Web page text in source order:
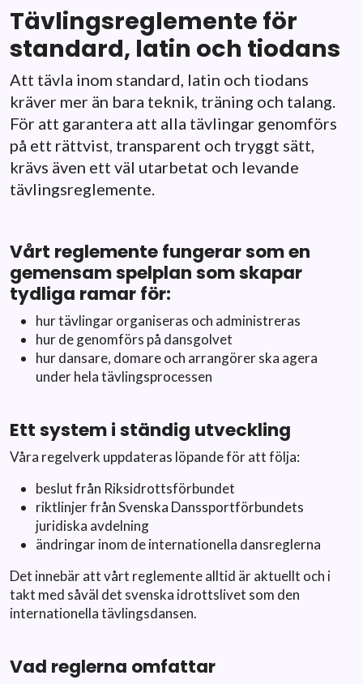
Tävlingsreglemente för
standard, latin och tiodans
Att tävla inom standard, latin och tiodans
kräver mer än bara teknik, träning och talang.
För att garantera att alla tävlingar genomförs
på ett rättvist, transparent och tryggt sätt,
krävs även ett väl utarbetat och levande
tävlingsreglemente.
Vårt reglemente fungerar som en
gemensam spelplan som skapar
tydliga ramar för:
hur tävlingar organiseras och administreras
hur de genomförs på dansgolvet
hur dansare, domare och arrangörer ska agera
under hela tävlingsprocessen
Ett system i ständig utveckling
Våra regelverk uppdateras löpande för att följa:
beslut från Riksidrottsförbundet
riktlinjer från Svenska Danssportförbundets
juridiska avdelning
ändringar inom de internationella dansreglerna
Det innebär att vårt reglemente alltid är aktuellt och i
takt med såväl det svenska idrottslivet som den
internationella tävlingsdansen.
Vad reglerna omfattar